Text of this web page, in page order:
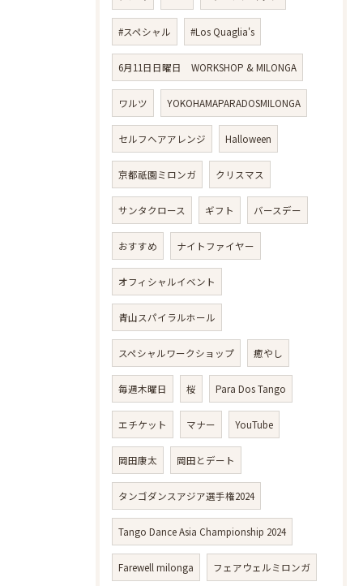
#スペシャル #Los Quaglia's
6月11日日曜日 WORKSHOP & MILONGA
ワルツ YOKOHAMAPARADOSMILONGA
セルフヘアアレンジ Halloween
京都祇園ミロンガ クリスマス
サンタクロース ギフト バースデー
おすすめ ナイトファイヤー
オフィシャルイベント
青山スパイラルホール
スペシャルワークショップ 癒やし
毎週木曜日 桜 Para Dos Tango
エチケット マナー YouTube
岡田康太 岡田とデート
タンゴダンスアジア選手権2024
Tango Dance Asia Championship 2024
Farewell milonga フェアウェルミロンガ